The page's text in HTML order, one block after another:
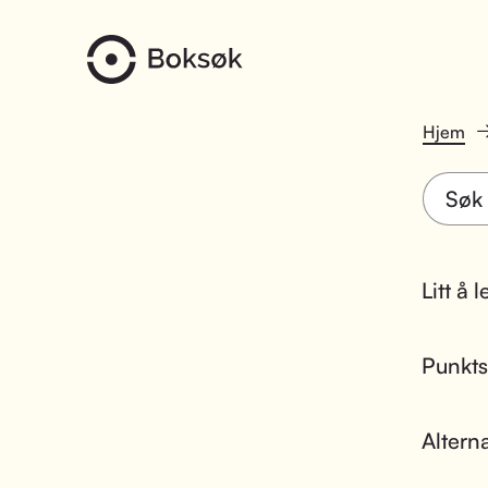
Hjem
Litt å